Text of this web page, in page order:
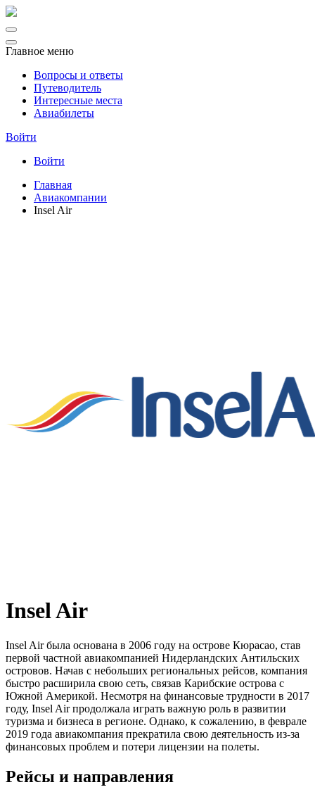
Главное меню
Вопросы и ответы
Путеводитель
Интересные места
Авиабилеты
Войти
Войти
Главная
Авиакомпании
Insel Air
Insel Air
Insel Air была основана в 2006 году на острове Кюрасао, став
первой частной авиакомпанией Нидерландских Антильских
островов. Начав с небольших региональных рейсов, компания
быстро расширила свою сеть, связав Карибские острова с
Южной Америкой. Несмотря на финансовые трудности в 2017
году, Insel Air продолжала играть важную роль в развитии
туризма и бизнеса в регионе. Однако, к сожалению, в феврале
2019 года авиакомпания прекратила свою деятельность из-за
финансовых проблем и потери лицензии на полеты.
Рейсы и направления